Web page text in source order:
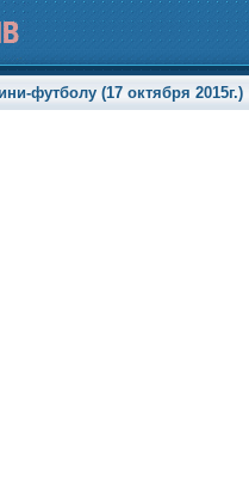
футболу (17 октября 2015г.)